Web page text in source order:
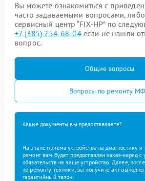
Вы можете ознакомиться с
часто задаваемыми вопросами,
сервисный центр “FIX-HP” по
+7 (385) 254-68-04если не нашли
вопрос.
Общие вопросы
Вопросы по ремонту
Какие документы вы предоставляете?
На этапе приема устройства на диагностику
ремонт вам будет предоставлен заказ-наряд
обязательств на ваше устройство. Далее,
по ремонту техники, вы получите акт
гарантийный талон.